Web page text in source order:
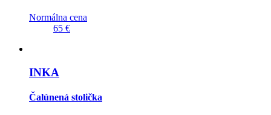
Normálna cena
65 €
INKA
Čalúnená stolička